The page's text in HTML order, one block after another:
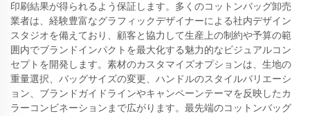
印刷結果が得られるよう保証します。多くのコットンバッグ卸売
業者は、経験豊富なグラフィックデザイナーによる社内デザイン
スタジオを備えており、顧客と協力して生産上の制約や予算の範
囲内でブランドインパクトを最大化する魅力的なビジュアルコン
セプトを開発します。素材のカスタマイズオプションは、生地の
重量選択、バッグサイズの変更、ハンドルのスタイルバリエーシ
ョン、ブランドガイドラインやキャンペーンテーマを反映したカ
ラーコンビネーションまで広がります。最先端のコットンバッグ